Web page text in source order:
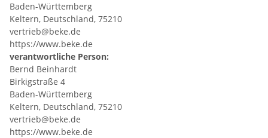
Baden-Württemberg
Keltern, Deutschland, 75210
vertrieb@beke.de
https://www.beke.de
verantwortliche Person:
Bernd Beinhardt
Birkigstraße 4
Baden-Württemberg
Keltern, Deutschland, 75210
vertrieb@beke.de
https://www.beke.de